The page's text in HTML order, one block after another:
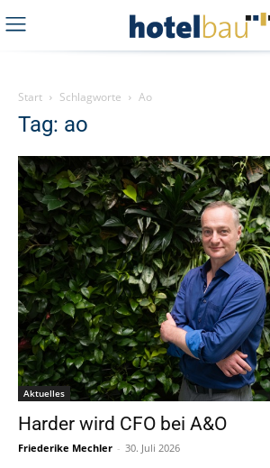
Start Schlagworte Ao
Tag: ao
Aktuelles
Harder wird CFO bei A&O
Friederike Mechler - 30. Juli 2026